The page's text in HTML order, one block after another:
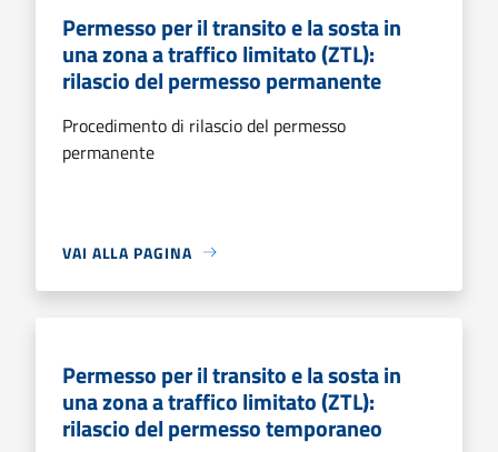
Permesso per il transito e la sosta in
una zona a traffico limitato (ZTL):
rilascio del permesso permanente
Procedimento di rilascio del permesso
permanente
VAI ALLA PAGINA
Permesso per il transito e la sosta in
una zona a traffico limitato (ZTL):
rilascio del permesso temporaneo